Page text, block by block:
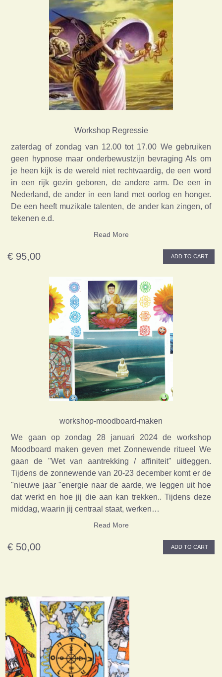
Workshop Regressie
zaterdag of zondag van 12.00 tot 17.00 We gebruiken
geen hypnose maar onderbewustzijn bevraging Als om
je heen kijk is de wereld niet rechtvaardig, de een word
in een rijk gezin geboren, de andere arm. De een in
Nederland, de ander in een land met oorlog en honger.
De een heeft muzikale talenten, de ander kan zingen, of
tekenen e.d.
Read More
€ 95,00 ADD TO CART
workshop-moodboard-maken
We gaan op zondag 28 januari 2024 de workshop
Moodboard maken geven met Zonnewende ritueel We
gaan de "Wet van aantrekking / affiniteit" uitleggen.
Tijdens de zonnewende van 20-23 december komt er de
"nieuwe jaar "energie naar de aarde, we leggen uit hoe
dat werkt en hoe jij die aan kan trekken.. Tijdens deze
middag, waarin jij centraal staat, werken…
Read More
€ 50,00 ADD TO CART